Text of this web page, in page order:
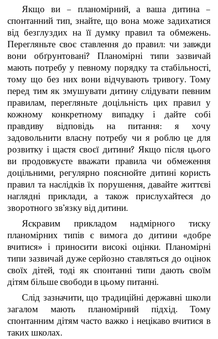
Якщо ви – планомірний, а ваша дитина –
спонтанний тип, знайте, що вона може задихатися
від безглуздих на її думку правил та обмежень.
Перегляньте своє ставлення до правил: чи завжди
вони обґрунтовані? Планомірні типи зазвичай
мають потребу у певному порядку та стабільності,
тому що без них вони відчувають тривогу. Тому
перед тим як змушувати дитину слідувати певним
правилам, перегляньте доцільність цих правил у
кожному конкретному випадку і дайте собі
правдиву відповідь на питання: я хочу
задовольнити власну потребу чи я роблю це для
розвитку і щастя своєї дитини? Якщо після цього
ви продовжуєте вважати правила чи обмеження
доцільними, регулярно пояснюйте дитині користь
правил та наслідків їх порушення, давайте життєві
наглядні приклади, а також прислухайтеся до
зворотного зв’язку від дитини.
Яскравим прикладом надмірного тиску
планомірних типів є вимога до дитини «добре
вчитися» і приносити високі оцінки. Планомірні
типи зазвичай дуже серйозно ставляться до оцінок
своїх дітей, тоді як спонтанні типи дають своїм
дітям більше свободи в цьому питанні.
Слід зазначити, що традиційні державні школи
загалом мають планомірний підхід. Тому
спонтанним дітям часто важко і нецікаво вчитися в
таких школах.